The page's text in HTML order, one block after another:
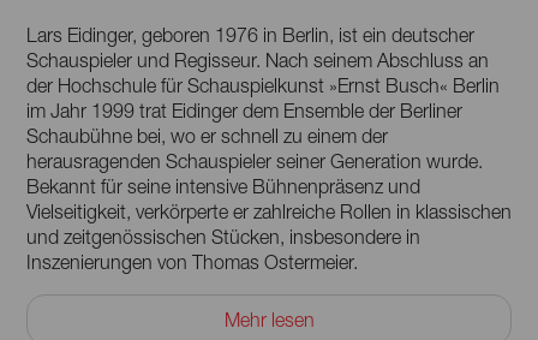
Lars Eidinger, geboren 1976 in Berlin, ist ein deutscher
Schauspieler und Regisseur. Nach seinem Abschluss an
der Hochschule für Schauspielkunst »Ernst Busch« Berlin
im Jahr 1999 trat Eidinger dem Ensemble der Berliner
Schaubühne bei, wo er schnell zu einem der
herausragenden Schauspieler seiner Generation wurde.
Bekannt für seine intensive Bühnenpräsenz und
Vielseitigkeit, verkörperte er zahlreiche Rollen in klassischen
und zeitgenössischen Stücken, insbesondere in
Inszenierungen von Thomas Ostermeier.
Neben seiner Theaterarbeit hat Eidinger auch eine
beeindruckende Karriere im Film und Fernsehen aufgebaut.
Mehr lesen